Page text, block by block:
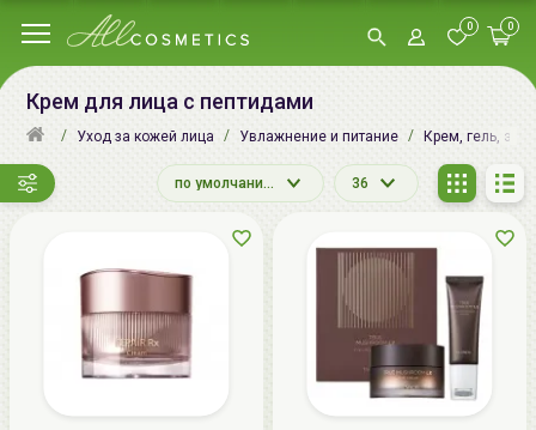
0 0
Крем для лица с пептидами
Уход за кожей лица Увлажнение и питание Крем, гель,
по умолчанию 36